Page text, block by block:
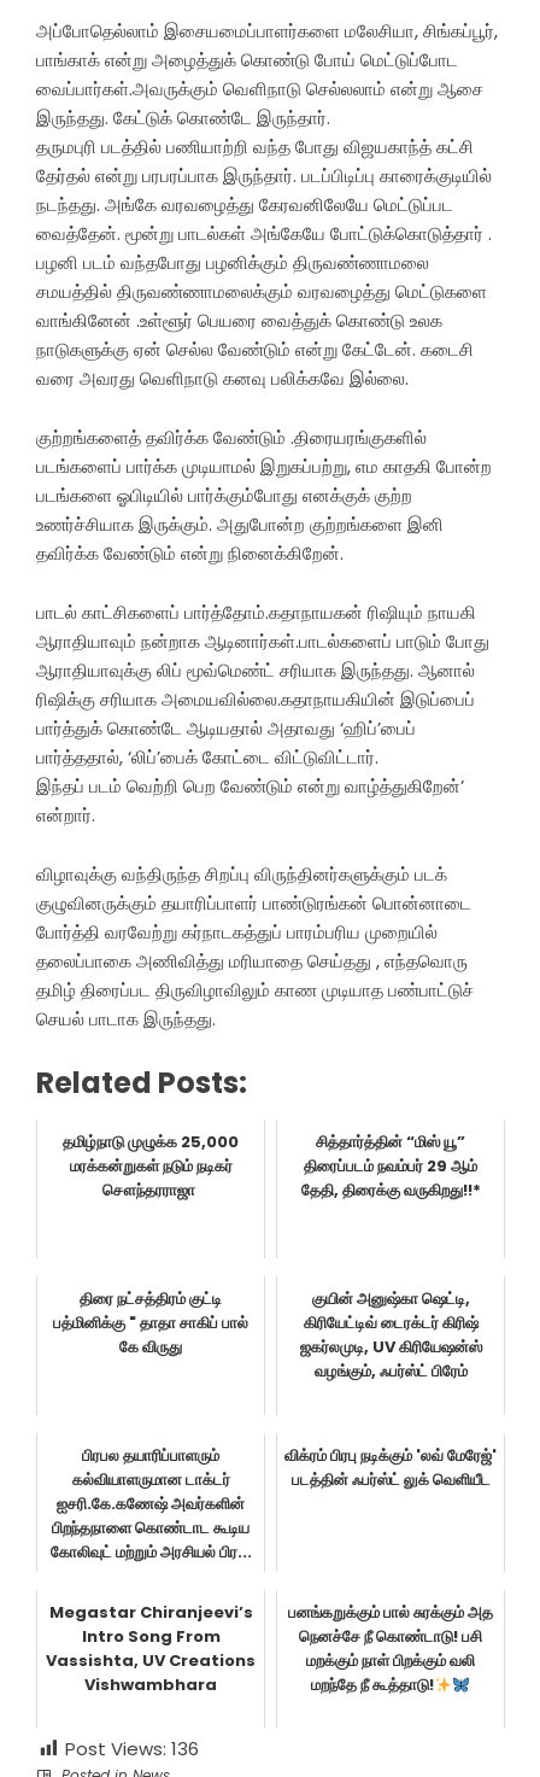
அப்போதெல்லாம் இசையமைப்பாளர்களை மலேசியா, சிங்கப்பூர்,
பாங்காக் என்று அழைத்துக் கொண்டு போய் மெட்டுப்போட
வைப்பார்கள்.அவருக்கும் வெளிநாடு செல்லலாம் என்று ஆசை
இருந்தது. கேட்டுக் கொண்டே இருந்தார்.
தருமபுரி படத்தில் பணியாற்றி வந்த போது விஜயகாந்த் கட்சி
தேர்தல் என்று பரபரப்பாக இருந்தார். படப்பிடிப்பு காரைக்குடியில்
நடந்தது. அங்கே வரவழைத்து கேரவனிலேயே மெட்டுப்பட
வைத்தேன். மூன்று பாடல்கள் அங்கேயே போட்டுக்கொடுத்தார் .
பழனி படம் வந்தபோது பழனிக்கும் திருவண்ணாமலை
சமயத்தில் திருவண்ணாமலைக்கும் வரவழைத்து மெட்டுகளை
வாங்கினேன் .உள்ளூர் பெயரை வைத்துக் கொண்டு உலக
நாடுகளுக்கு ஏன் செல்ல வேண்டும் என்று கேட்டேன். கடைசி
வரை அவரது வெளிநாடு கனவு பலிக்கவே இல்லை.
குற்றங்களைத் தவிர்க்க வேண்டும் .திரையரங்குகளில்
படங்களைப் பார்க்க முடியாமல் இறுகப்பற்று, எம காதகி போன்ற
படங்களை ஓபிடியில் பார்க்கும்போது எனக்குக் குற்ற
உணர்ச்சியாக இருக்கும். அதுபோன்ற குற்றங்களை இனி
தவிர்க்க வேண்டும் என்று நினைக்கிறேன்.
பாடல் காட்சிகளைப் பார்த்தோம்.கதாநாயகன் ரிஷியும் நாயகி
ஆராதியாவும் நன்றாக ஆடினார்கள்.பாடல்களைப் பாடும் போது
ஆராதியாவுக்கு லிப் மூவ்மெண்ட் சரியாக இருந்தது. ஆனால்
ரிஷிக்கு சரியாக அமையவில்லை.கதாநாயகியின் இடுப்பைப்
பார்த்துக் கொண்டே ஆடியதால் அதாவது ‘ஹிப்’பைப்
பார்த்ததால், ‘லிப்’பைக் கோட்டை விட்டுவிட்டார்.
இந்தப் படம் வெற்றி பெற வேண்டும் என்று வாழ்த்துகிறேன்’
என்றார்.
விழாவுக்கு வந்திருந்த சிறப்பு விருந்தினர்களுக்கும் படக்
குழுவினருக்கும் தயாரிப்பாளர் பாண்டுரங்கன் பொன்னாடை
போர்த்தி வரவேற்று கர்நாடகத்துப் பாரம்பரிய முறையில்
தலைப்பாகை அணிவித்து மரியாதை செய்தது , எந்தவொரு
தமிழ் திரைப்பட திருவிழாவிலும் காண முடியாத பண்பாட்டுச்
செயல் பாடாக இருந்தது.
Related Posts:
தமிழ்நாடு முழுக்க 25,000
மரக்கன்றுகள் நடும் நடிகர்
சௌந்தரராஜா
சித்தார்த்தின் “மிஸ் யூ”
திரைப்படம் நவம்பர் 29 ஆம்
தேதி, திரைக்கு வருகிறது!!*
திரை நட்சத்திரம் குட்டி
பத்மினிக்கு " தாதா சாகிப் பால்
கே விருது
குயின் அனுஷ்கா ஷெட்டி,
கிரியேட்டிவ் டைரக்டர் கிரிஷ்
ஜகர்லமுடி, UV கிரியேஷன்ஸ்
வழங்கும், ஃபர்ஸ்ட் பிரேம்
பிரபல தயாரிப்பாளரும்
கல்வியாளருமான டாக்டர்
ஐசரி.கே.கணேஷ் அவர்களின்
பிறந்தநாளை கொண்டாட கூடிய
கோலிவுட் மற்றும் அரசியல் பிர...
விக்ரம் பிரபு நடிக்கும் 'லவ் மேரேஜ்'
படத்தின் ஃபர்ஸ்ட் லுக் வெளியீட
Megastar Chiranjeevi’s
Intro Song From
Vassishta, UV Creations
Vishwambhara
பனங்கறுக்கும் பால் சுரக்கும் அத
நெனச்சே நீ கொண்டாடு! பசி
மறக்கும் நாள் பிறக்கும் வலி
மறந்தே நீ கூத்தாடு!
Post Views: 136